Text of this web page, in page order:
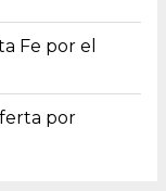
Fe por el
por